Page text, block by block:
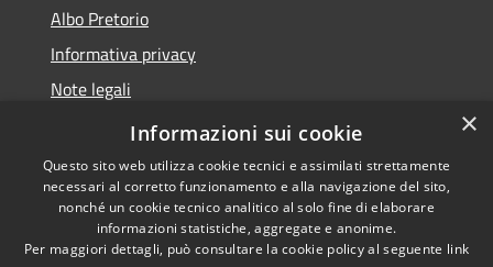
Albo Pretorio
Informativa privacy
Note legali
Dichiarazione di accessibilità
Accessibilità
Copyright © 2026 • Comune di
Mussolente • Powered by
×
Informazioni sui cookie
Questo sito web utilizza cookie tecnici e assimilati strettamente
necessari al corretto funzionamento e alla navigazione del sito,
nonché un cookie tecnico analitico al solo fine di elaborare
informazioni statistiche, aggregate e anonime.
Per maggiori dettagli, può consultare la cookie policy al seguente link